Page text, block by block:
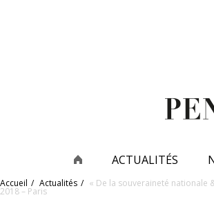
ACTUALITÉS
Accueil Actualités « De la souveraineté nationale
2018 – Paris